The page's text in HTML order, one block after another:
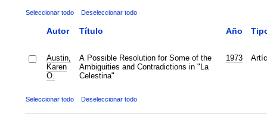
Seleccionar todo Deseleccionar todo
Autor Título Año
Austin,
Karen
O.
A Possible Resolution for Some of the
Ambiguities and Contradictions in "La
Celestina"
1973
Seleccionar todo Deseleccionar todo